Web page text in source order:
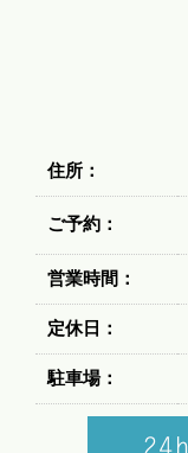
住所：
ご予約：
営業時間：
定休日：
駐車場：